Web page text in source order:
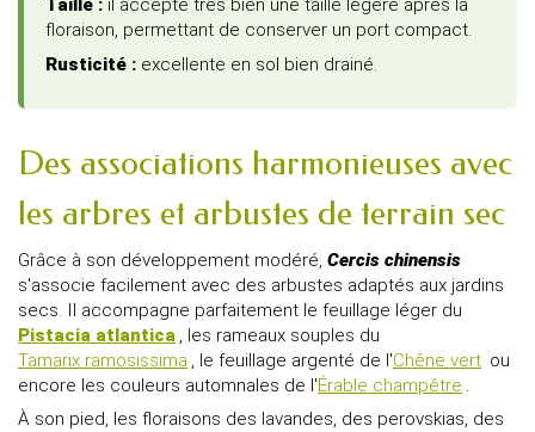
Taille : il accepte très bien une taille légère après la
floraison, permettant de conserver un port compact.
Rusticité : excellente en sol bien drainé.
Des associations harmonieuses avec
les arbres et arbustes de terrain sec
Grâce à son développement modéré, Cercis chinensis
s'associe facilement avec des arbustes adaptés aux jardins
secs. Il accompagne parfaitement le feuillage léger du
Pistacia atlantica , les rameaux souples du
Tamarix ramosissima , le feuillage argenté de l'Chêne vert ou
encore les couleurs automnales de l'Érable champêtre .
À son pied, les floraisons des lavandes, des perovskias, des